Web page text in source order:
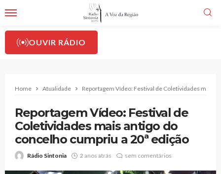
OUVIR RÁDIO
Home Atualidade Reportagem Vídeo: Festival de Coletividades mais
Reportagem Vídeo: Festival de
Coletividades mais antigo do
concelho cumpriu a 20ª edição
Rádio Sintonia 2 anos atrás sem comentários